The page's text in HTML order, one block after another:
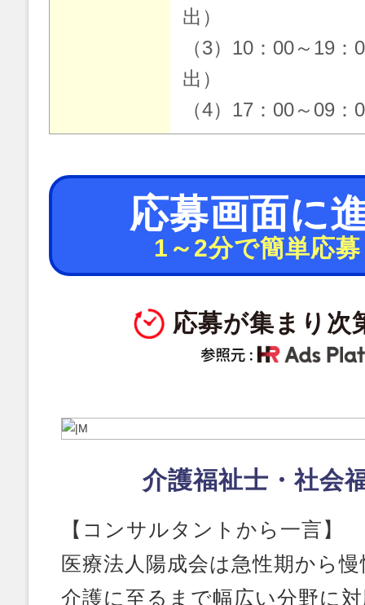
出）
（3）10：00～19
出）
（4）17：00～09：
応募画面に
1～2分で簡単応
応募が集まり次
介護福祉士・社会
【コンサルタントから一言】
医療法人陽成会は急性期から
介護に至るまで幅広い分野に